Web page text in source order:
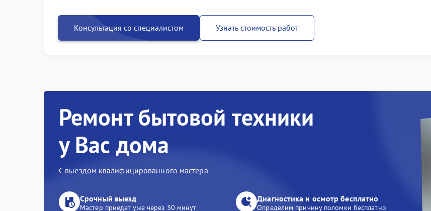
Консультация со специалистом Узнать стоимость работ
Ремонт бытовой техники
у Вас дома
С выездом квалифицированного мастера
Срочный выезд
Мастер приедет уже через 30 минут
Диагностика и осмотр бесплатно
Определим причину поломки бесплатно